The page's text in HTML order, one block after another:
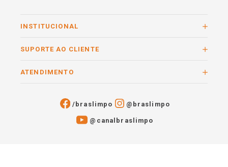
INSTITUCIONAL
SUPORTE AO CLIENTE
ATENDIMENTO
/braslimpo @braslimpo
@canalbraslimpo​